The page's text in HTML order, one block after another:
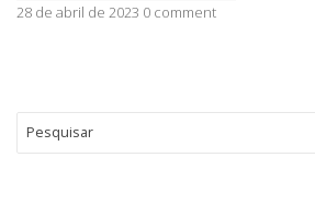
áudio
28 de abril de 2023 0 comment